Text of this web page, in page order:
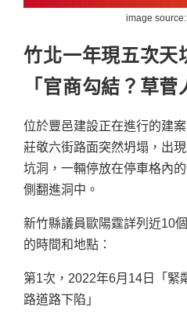
image
竹北一年現五次天
「官商勾結？草菅
位於豐邑建設正在進行的建
莊敬六街路面突然坍塌，出
坑洞，一輛停放在停車格內
側翻進洞中。
新竹縣議員歐陽霆詳列近10
的時間和地點：
第1次，2022年6月14日「緊
路道路下陷」